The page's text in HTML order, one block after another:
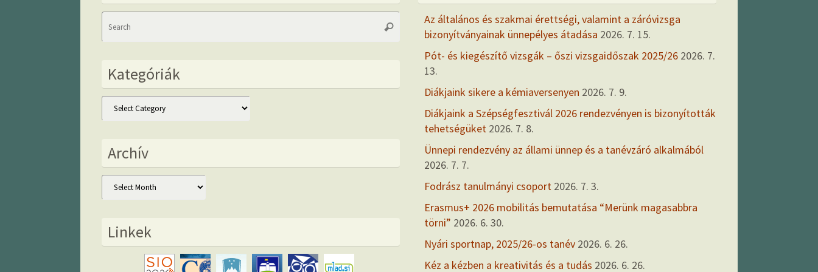
Search
Search
Kategóriák
Kategóriák
Archív
Archív
Linkek
Az általános és szakmai érettségi, valamint a záróvizsga
bizonyítványainak ünnepélyes átadása 2026. 7. 15.
Pót- és kiegészítő vizsgák – őszi vizsgaidőszak 2025/26 2026. 7.
13.
Diákjaink sikere a kémiaversenyen 2026. 7. 9.
Diákjaink a Szépségfesztivál 2026 rendezvényen is bizonyították
tehetségüket 2026. 7. 8.
Ünnepi rendezvény az állami ünnep és a tanévzáró alkalmából
2026. 7. 7.
Fodrász tanulmányi csoport 2026. 7. 3.
Erasmus+ 2026 mobilitás bemutatása “Merünk magasabbra
törni” 2026. 6. 30.
Nyári sportnap, 2025/26-os tanév 2026. 6. 26.
Kéz a kézben a kreativitás és a tudás 2026. 6. 26.